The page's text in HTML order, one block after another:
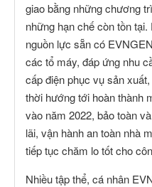
giao bằng những chương
những hạn chế còn tồn
nguồn lực sẵn có
các tổ máy, đáp ứng nhu
cấp điện phục vụ sản
thời hướng tới hoàn thành
vào năm 2022, bảo toàn
lãi, vận hành an toàn nhà
tiếp tục chăm lo tốt cho
Nhiều tập thể, cá nhân